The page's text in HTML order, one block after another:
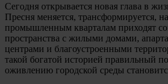
Сегодня открывается новая глава в
Пресня меняется, трансформируется,
промышленным кварталам приходят
пространства с жилыми домами,
центрами и благоустроенными
такой богатой историей правильный
оживлению городской среды